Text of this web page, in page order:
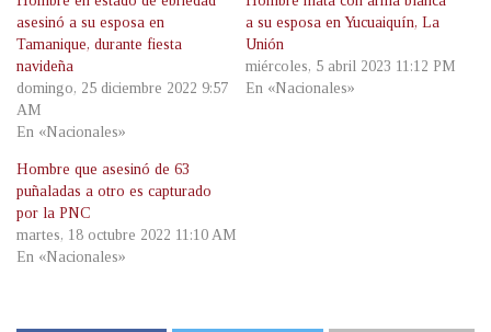
asesinó a su esposa en
Tamanique, durante fiesta
navideña
domingo, 25 diciembre 2022 9:57
AM
En «Nacionales»
a su esposa en Yucuaiquín, La
Unión
miércoles, 5 abril 2023 11:12 PM
En «Nacionales»
Hombre que asesinó de 63
puñaladas a otro es capturado
por la PNC
martes, 18 octubre 2022 11:10 AM
En «Nacionales»